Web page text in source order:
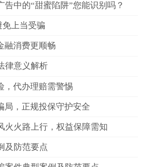
告中的“甜蜜陷阱”您能识别吗？
上当受骗
融消费更顺畅
律意义解析
，代办理赔需警惕
局，正规投保守护安全
火火路上行，权益保障需知
及防范要点